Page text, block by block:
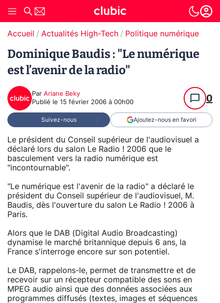
Accueil Actualités High-Tech Politique numérique
Dominique Baudis : "Le numérique
est l’avenir de la radio"
Par Ariane Beky
Publié le 15 février 2006 à 00h00 0
Suivez-nous Ajoutez-nous en favori
Le président du Conseil supérieur de l'audiovisuel a
déclaré lors du salon Le Radio ! 2006 que le
basculement vers la radio numérique est
"incontournable".
"Le numérique est l'avenir de la radio" a déclaré le
président du Conseil supérieur de l'audiovisuel, M.
Baudis, dès l'ouverture du salon Le Radio ! 2006 à
Paris.
Alors que le DAB (Digital Audio Broadcasting)
dynamise le marché britannique depuis 6 ans, la
France s'interroge encore sur son potentiel.
Le DAB, rappelons-le, permet de transmettre et de
recevoir sur un récepteur compatible des sons en
MPEG audio ainsi que des données associées aux
programmes diffusés (textes, images et séquences